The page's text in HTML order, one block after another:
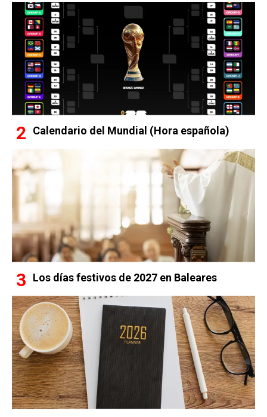
Calendario del Mundial (Hora española)
Los días festivos de 2027 en Baleares